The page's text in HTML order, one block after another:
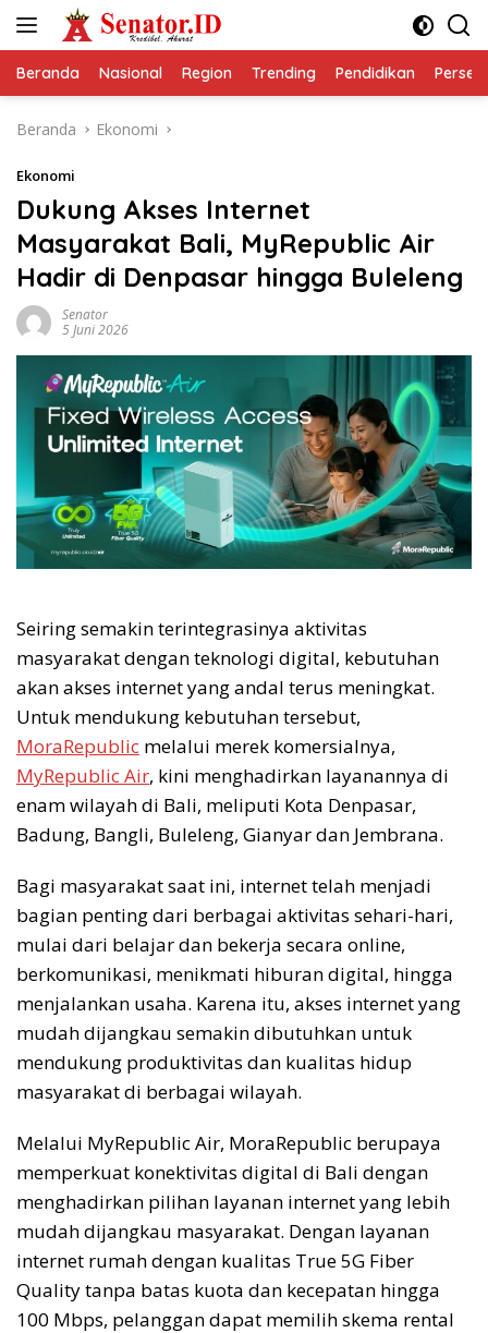
Beranda Nasional Region Trending Pendidikan
Beranda Ekonomi
Ekonomi
Dukung Akses Internet
Masyarakat Bali, MyRepublic Air
Hadir di Denpasar hingga Buleleng
Senator
5 Juni 2026
Seiring semakin terintegrasinya aktivitas
masyarakat dengan teknologi digital, kebutuhan
akan akses internet yang andal terus meningkat.
Untuk mendukung kebutuhan tersebut,
MoraRepublic melalui merek komersialnya,
MyRepublic Air, kini menghadirkan layanannya di
enam wilayah di Bali, meliputi Kota Denpasar,
Badung, Bangli, Buleleng, Gianyar dan Jembrana.
Bagi masyarakat saat ini, internet telah menjadi
bagian penting dari berbagai aktivitas sehari-hari,
mulai dari belajar dan bekerja secara online,
berkomunikasi, menikmati hiburan digital, hingga
menjalankan usaha. Karena itu, akses internet yang
mudah dijangkau semakin dibutuhkan untuk
mendukung produktivitas dan kualitas hidup
masyarakat di berbagai wilayah.
Melalui MyRepublic Air, MoraRepublic berupaya
memperkuat konektivitas digital di Bali dengan
menghadirkan pilihan layanan internet yang lebih
mudah dijangkau masyarakat. Dengan layanan
internet rumah dengan kualitas True 5G Fiber
Quality tanpa batas kuota dan kecepatan hingga
100 Mbps, pelanggan dapat memilih skema rental